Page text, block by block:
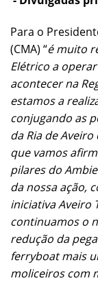
Para o
(CMA) “é muito
Elétrico a
acontecer na
estamos a
conjugando as
da Ria de
que vamos
pilares do
da nossa ação,
iniciativa Aveiro
continuamos o
redução da
ferryboat mais
moliceiros com